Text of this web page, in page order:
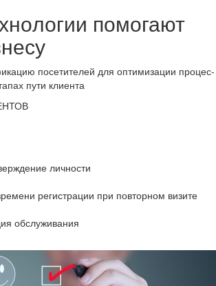
по­мо­га­ют
по­се­ти­те­лей для оп­ти­ми­за­ции про­цес­
пути кли­ен­та
лич­но­сти
ре­ги­стра­ции при по­втор­ном ви­зи­те
об­слу­жи­ва­ния